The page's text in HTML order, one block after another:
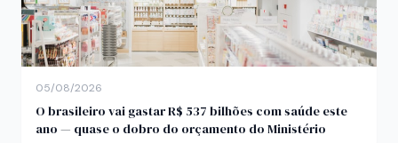
05/08/2026
O brasileiro vai gastar R$ 537 bilhões com saúde este
ano — quase o dobro do orçamento do Ministério